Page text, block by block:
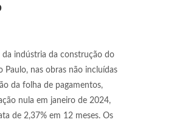
da indústria da construção do
Paulo, nas obras não incluídas
da folha de pagamentos,
nula em janeiro de 2024,
de 2,37% em 12 meses. Os